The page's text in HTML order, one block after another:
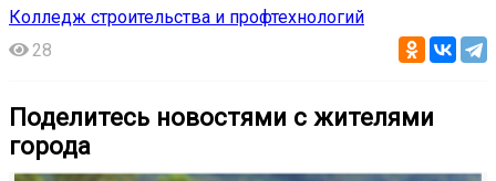
Колледж строительства и профтехнологий
28
Поделитесь новостями с жителями
города